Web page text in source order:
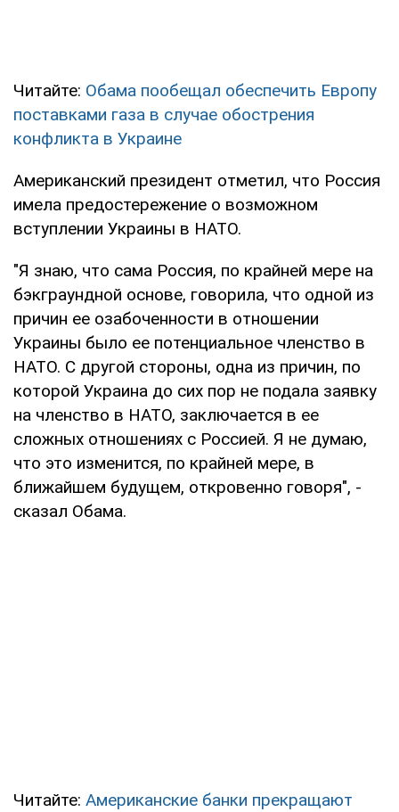
Читайте: Обама пообещал обеспечить Европу
поставками газа в случае обострения
конфликта в Украине
Американский президент отметил, что Россия
имела предостережение о возможном
вступлении Украины в НАТО.
"Я знаю, что сама Россия, по крайней мере на
бэкграундной основе, говорила, что одной из
причин ее озабоченности в отношении
Украины было ее потенциальное членство в
НАТО. С другой стороны, одна из причин, по
которой Украина до сих пор не подала заявку
на членство в НАТО, заключается в ее
сложных отношениях с Россией. Я не думаю,
что это изменится, по крайней мере, в
ближайшем будущем, откровенно говоря", -
сказал Обама.
Читайте: Американские банки прекращают